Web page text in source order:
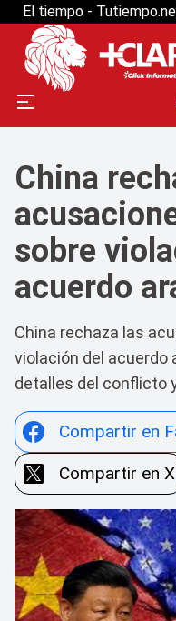
El tiempo -
China
sobre
acuerdo
China rechaza las
violación del acuerdo
detalles del conflicto
Compartir en
Compartir en X